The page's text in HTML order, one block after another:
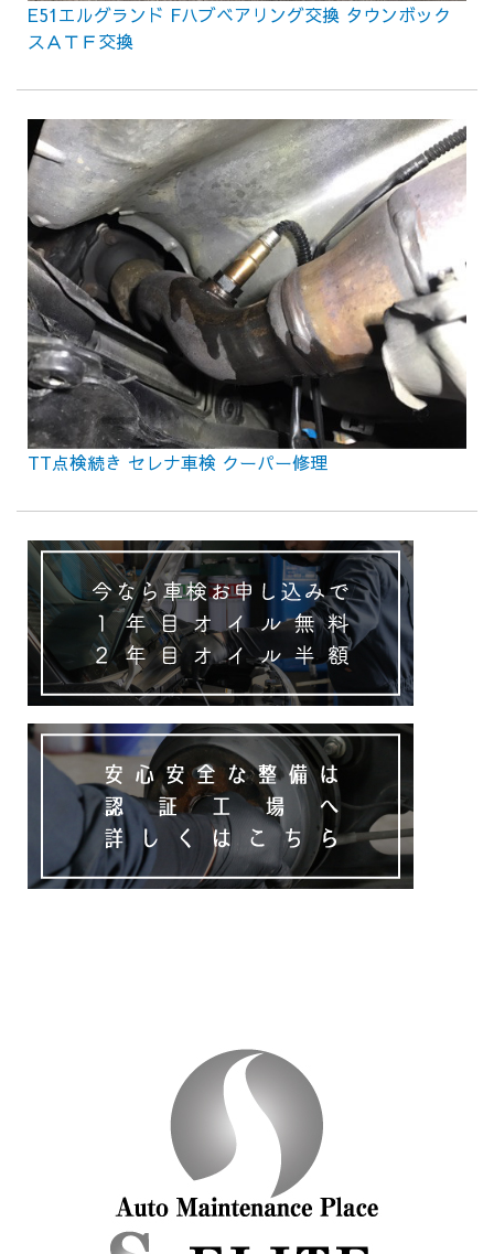
E51エルグランド Fハブベアリング交換 タウンボック
スＡＴＦ交換
TT点検続き セレナ車検 クーパー修理